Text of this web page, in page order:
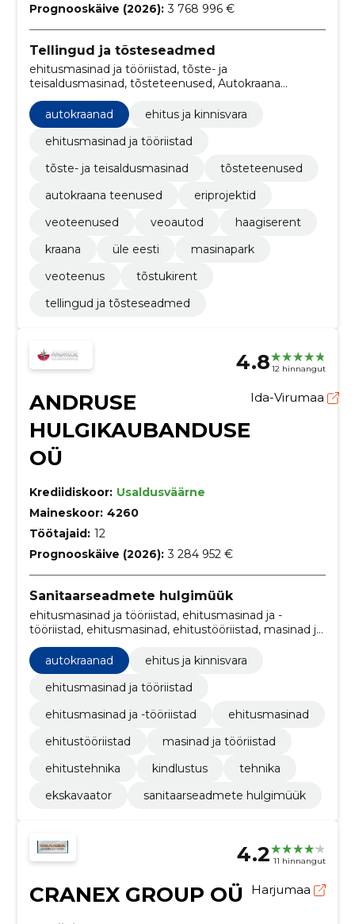
Prognooskäive (2026): 3 768 996 €
Tellingud ja tõsteseadmed
ehitusmasinad ja tööriistad, tõste- ja
teisaldusmasinad, tõsteteenused, Autokraana
teenused, Eriprojektid, Autokraanad, veoteenused,
veoautod, haagiserent, kraana
autokraanad
ehitus ja kinnisvara
ehitusmasinad ja tööriistad
tõste- ja teisaldusmasinad
tõsteteenused
autokraana teenused
eriprojektid
veoteenused
veoautod
haagiserent
kraana
üle eesti
masinapark
veoteenus
tõstukirent
tellingud ja tõsteseadmed
4.8 12 hinnangut
ANDRUSE
HULGIKAUBANDUSE
OÜ
Ida-Virumaa
Krediidiskoor: Usaldusväärne
Maineskoor: 4260
Töötajaid: 12
Prognooskäive (2026): 3 284 952 €
Sanitaarseadmete hulgimüük
ehitusmasinad ja tööriistad, ehitusmasinad ja -
tööriistad, ehitusmasinad, ehitustööriistad, masinad ja
tööriistad, ehitustehnika, kindlustus, Tehnika,
ekskavaator, Autokraanad
autokraanad
ehitus ja kinnisvara
ehitusmasinad ja tööriistad
ehitusmasinad ja -tööriistad
ehitusmasinad
ehitustööriistad
masinad ja tööriistad
ehitustehnika
kindlustus
tehnika
ekskavaator
sanitaarseadmete hulgimüük
4.2 11 hinnangut
CRANEX GROUP OÜ Harjumaa